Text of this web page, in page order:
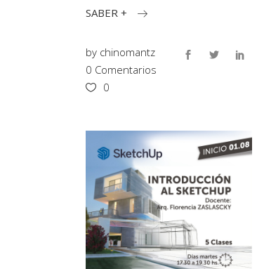
SABER +
by chinomantz
0 Comentarios
0